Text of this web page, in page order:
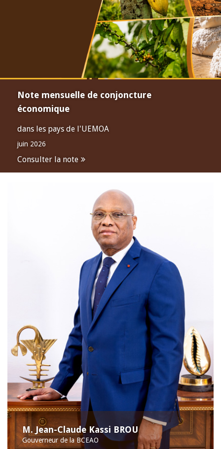
Note mensuelle de conjoncture
économique
dans les pays de l'UEMOA
juin 2026
Consulter la note
M. Jean-Claude Kassi BROU
Gouverneur de la BCEAO